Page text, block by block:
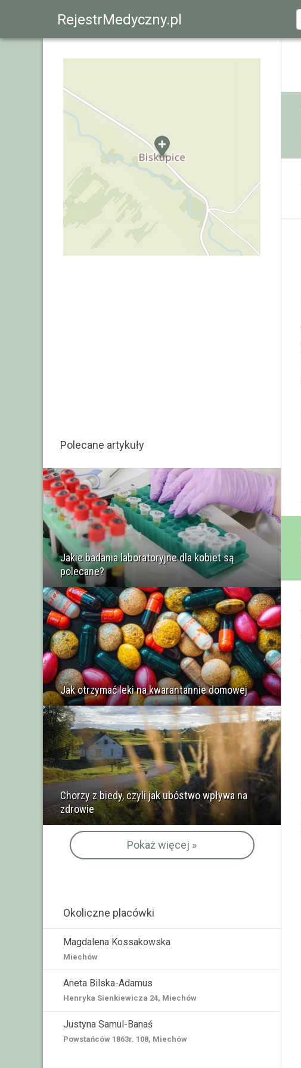
RejestrMedyczny.pl
Polecane artykuły
Jakie badania laboratoryjne dla kobiet są
polecane?
Jak otrzymać leki na kwarantannie domowej
Chorzy z biedy, czyli jak ubóstwo wpływa na
zdrowie
Pokaż więcej »
Okoliczne placówki
Magdalena Kossakowska
Miechów
Aneta Bilska-Adamus
Henryka Sienkiewicza 24, Miechów
Justyna Samul-Banaś
Powstańców 1863r. 108, Miechów